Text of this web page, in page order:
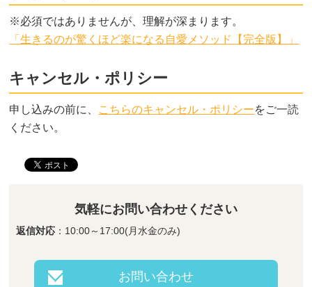
※必須ではありませんが、理解が深まります。
「生きるのが驚くほど楽になる自愛メソッド【完全版】」
キャンセル・ポリシー
申し込みの前に、 こちらのキャンセル・ポリシーをご一読
ください。
気軽にお問い合わせください
返信対応 ：10:00～17:00(月水金のみ)
お問い合わせ